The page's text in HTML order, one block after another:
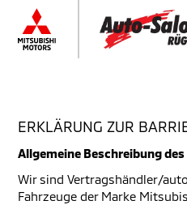
ERKLÄRUNG ZUR
Allgemeine Beschreibung
Wir sind Vertragshändler/
Fahrzeuge der Marke